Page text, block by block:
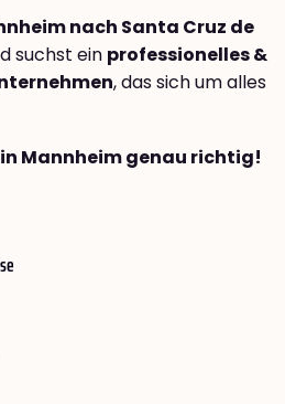
nach Santa Cruz de
suchst ein professionelles &
, das sich um alles
Mannheim genau richtig!